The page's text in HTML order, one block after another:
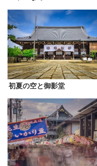
初夏の空と御影堂